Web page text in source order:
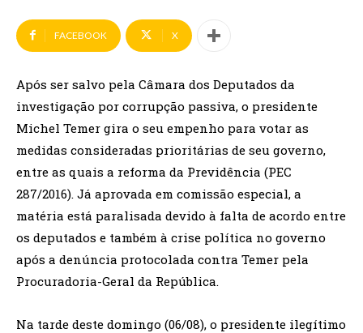
FACEBOOK X
Após ser salvo pela Câmara dos Deputados da
investigação por corrupção passiva, o presidente
Michel Temer gira o seu empenho para votar as
medidas consideradas prioritárias de seu governo,
entre as quais a reforma da Previdência (PEC
287/2016). Já aprovada em comissão especial, a
matéria está paralisada devido à falta de acordo entre
os deputados e também à crise política no governo
após a denúncia protocolada contra Temer pela
Procuradoria-Geral da República.
Na tarde deste domingo (06/08), o presidente ilegítimo